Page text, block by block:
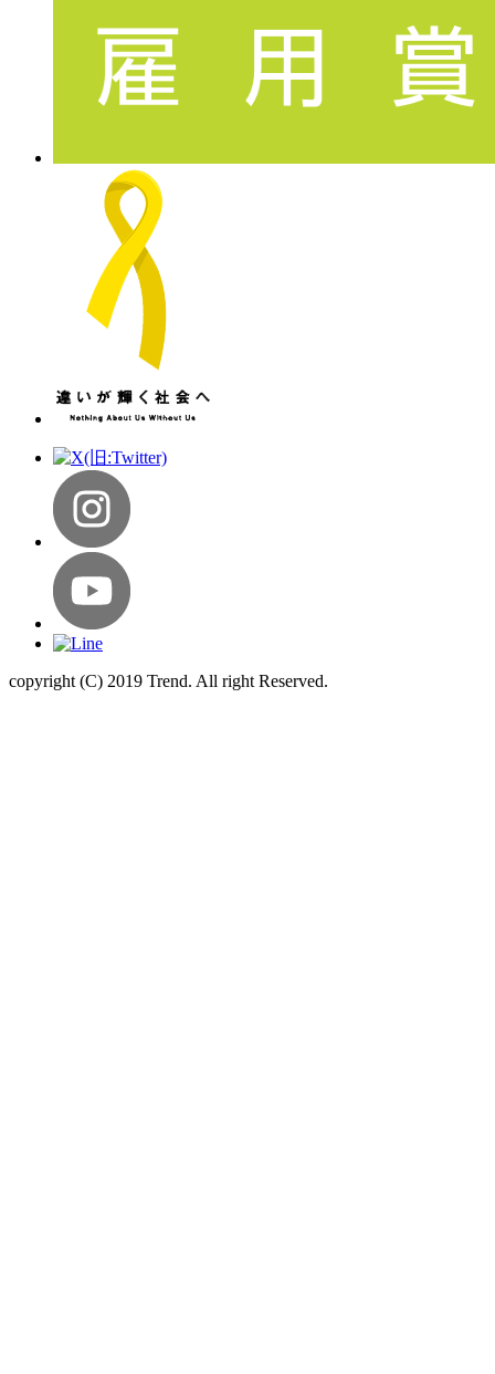
copyright (C) 2019 Trend. All right Reserved.